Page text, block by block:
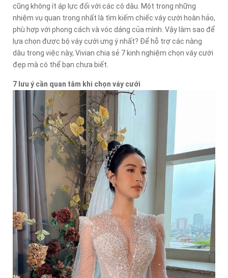
cũng không ít áp lực đối với các cô dâu. Một trong những
nhiệm vụ quan trọng nhất là tìm kiếm chiếc váy cưới hoàn hảo,
phù hợp với phong cách và vóc dáng của mình. Vậy làm sao để
lựa chọn được bộ váy cưới ưng ý nhất? Để hỗ trợ các nàng
dâu trong việc này, Vivian chia sẻ 7 kinh nghiệm chọn váy cưới
đẹp mà có thể bạn chưa biết.
7 lưu ý cần quan tâm khi chọn váy cưới